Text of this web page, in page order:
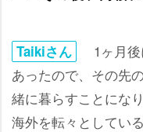
Taikiさん
1ヶ月後
あったので、その先
緒に暮らすことにな
海外を転々としてい